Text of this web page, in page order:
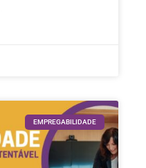
EMPREGABILIDADE